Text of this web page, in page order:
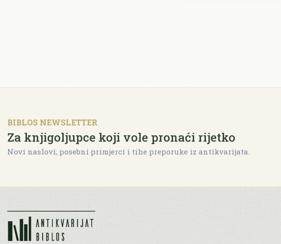
BIBLOS NEWSLETTER
Za knjigoljupce koji vole pronaći rijetko
Novi naslovi, posebni primjerci i tihe preporuke iz antikvarijata.